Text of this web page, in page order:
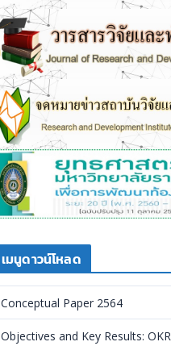
เมนูดาวน์โหลด
Conceptual Paper 2564
Objectives and Key Results: OKR